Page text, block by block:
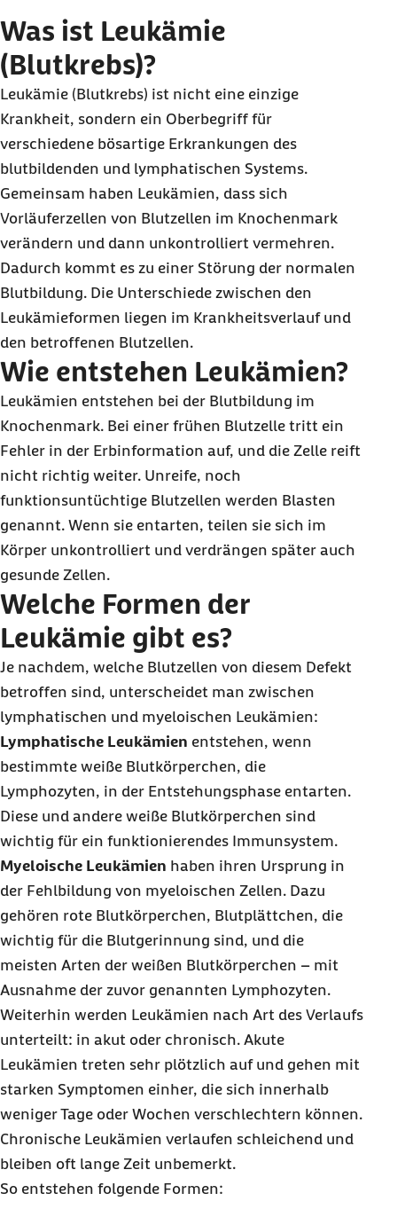
Was ist Leukämie
(Blutkrebs)?
Leukämie (Blutkrebs) ist nicht eine einzige
Krankheit, sondern ein Oberbegriff für
verschiedene bösartige Erkrankungen des
blutbildenden und lymphatischen Systems.
Gemeinsam haben Leukämien, dass sich
Vorläuferzellen von Blutzellen im Knochenmark
verändern und dann unkontrolliert vermehren.
Dadurch kommt es zu einer Störung der normalen
Blutbildung. Die Unterschiede zwischen den
Leukämieformen liegen im Krankheitsverlauf und
den betroffenen Blutzellen.
Wie entstehen Leukämien?
Leukämien entstehen bei der Blutbildung im
Knochenmark. Bei einer frühen Blutzelle tritt ein
Fehler in der Erbinformation auf, und die Zelle reift
nicht richtig weiter. Unreife, noch
funktionsuntüchtige Blutzellen werden Blasten
genannt. Wenn sie entarten, teilen sie sich im
Körper unkontrolliert und verdrängen später auch
gesunde Zellen.
Welche Formen der
Leukämie gibt es?
Je nachdem, welche Blutzellen von diesem Defekt
betroffen sind, unterscheidet man zwischen
lymphatischen und myeloischen Leukämien:
Lymphatische Leukämien entstehen, wenn
bestimmte weiße Blutkörperchen, die
Lymphozyten, in der Entstehungsphase entarten.
Diese und andere weiße Blutkörperchen sind
wichtig für ein funktionierendes Immunsystem.
Myeloische Leukämien haben ihren Ursprung in
der Fehlbildung von myeloischen Zellen. Dazu
gehören rote Blutkörperchen, Blutplättchen, die
wichtig für die Blutgerinnung sind, und die
meisten Arten der weißen Blutkörperchen – mit
Ausnahme der zuvor genannten Lymphozyten.
Weiterhin werden Leukämien nach Art des Verlaufs
unterteilt: in akut oder chronisch. Akute
Leukämien treten sehr plötzlich auf und gehen mit
starken Symptomen einher, die sich innerhalb
weniger Tage oder Wochen verschlechtern können.
Chronische Leukämien verlaufen schleichend und
bleiben oft lange Zeit unbemerkt.
So entstehen folgende Formen: